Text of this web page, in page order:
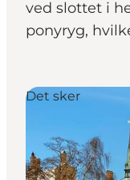
ved slottet i
ponyryg,
Det sker